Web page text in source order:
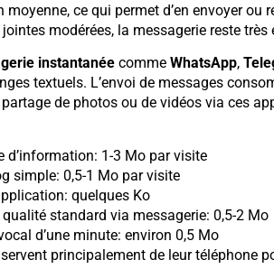
moyenne, ce qui permet d’en envoyer
modérées, la messagerie reste très
instantanéecomme WhatsApp,
textuels. L’envoi de messages
de photos ou de vidéos via ces
d’information: 1-3 Mo par visite
simple: 0,5-1 Mo par visite
quelques Ko
qualité standard via messagerie: 0,5-2 Mo
d’une minute: environ 0,5 Mo
principalement de leur téléphone